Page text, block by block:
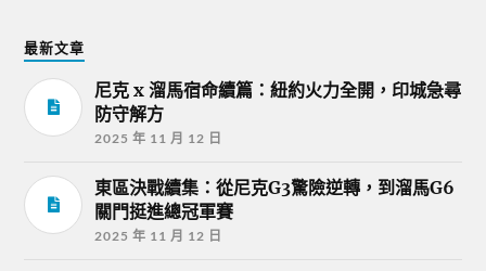
最新文章
尼克 x 溜馬宿命續篇：紐約火力全開，印城急尋
防守解方
2025 年 11 月 12 日
東區決戰續集：從尼克G3驚險逆轉，到溜馬G6
關門挺進總冠軍賽
2025 年 11 月 12 日